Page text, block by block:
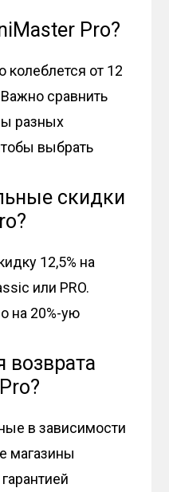
Pro?
колеблется от 12
сравнить
разных
выбрать
скидки
12,5% на
или PRO.
на 20%-ую
возврата
в зависимости
магазины